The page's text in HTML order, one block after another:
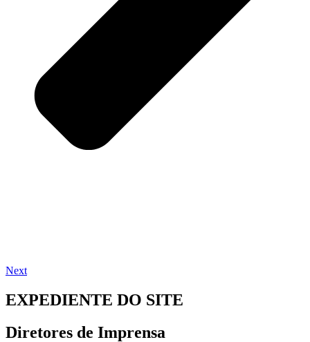
Next
EXPEDIENTE DO SITE
Diretores de Imprensa